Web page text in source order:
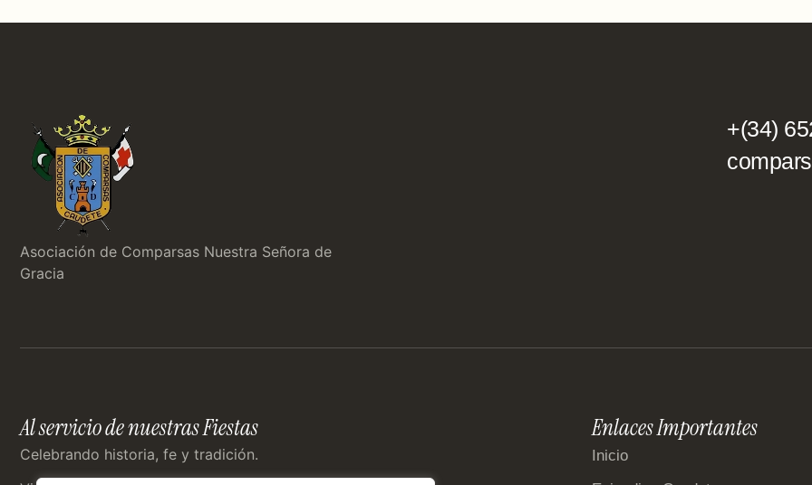
Asociación de Comparsas Nuestra Señora de
Gracia
+(34)
Al servicio de nuestras Fiestas
Celebrando historia, fe y tradición.
Enlaces Importantes
Inicio